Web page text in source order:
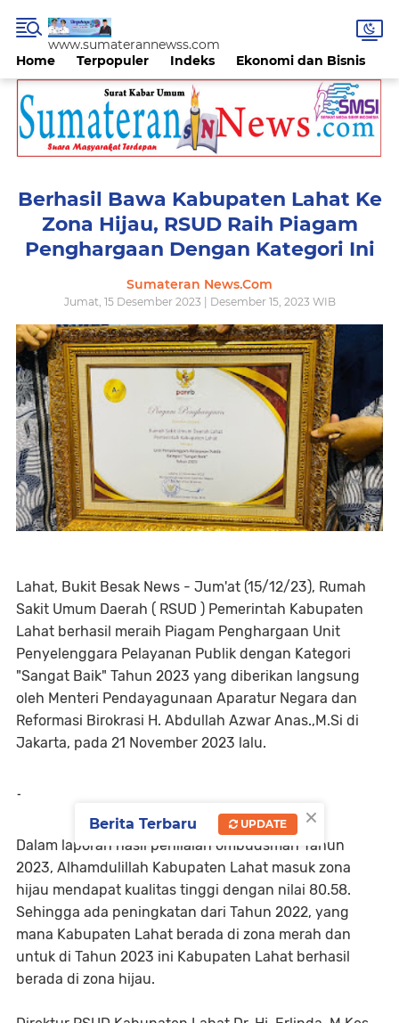
Home Terpopuler Indeks Ekonomi dan Bisnis
www.sumaterannewss.com
Berhasil Bawa Kabupaten Lahat Ke
Zona Hijau, RSUD Raih Piagam
Penghargaan Dengan Kategori Ini
Sumateran News.Com
Jumat, 15 Desember 2023 | Desember 15, 2023 WIB
Lahat, Bukit Besak News - Jum'at (15/12/23), Rumah
Sakit Umum Daerah ( RSUD ) Pemerintah Kabupaten
Lahat berhasil meraih Piagam Penghargaan Unit
Penyelenggara Pelayanan Publik dengan Kategori
"Sangat Baik" Tahun 2023 yang diberikan langsung
oleh Menteri Pendayagunaan Aparatur Negara dan
Reformasi Birokrasi H. Abdullah Azwar Anas.,M.Si di
Jakarta, pada 21 November 2023 lalu.
-
Dalam laporan hasil penilaian ombudsman Tahun
2023, Alhamdulillah Kabupaten Lahat masuk zona
hijau mendapat kualitas tinggi dengan nilai 80.58.
Sehingga ada peningkatan dari Tahun 2022, yang
mana Kabupaten Lahat berada di zona merah dan
untuk di Tahun 2023 ini Kabupaten Lahat berhasil
berada di zona hijau.
×
Berita Terbaru UPDATE